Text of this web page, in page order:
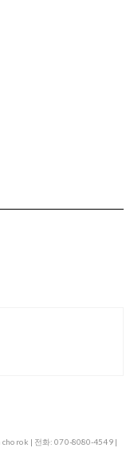
rok | 전화: 070-8080-4549 |